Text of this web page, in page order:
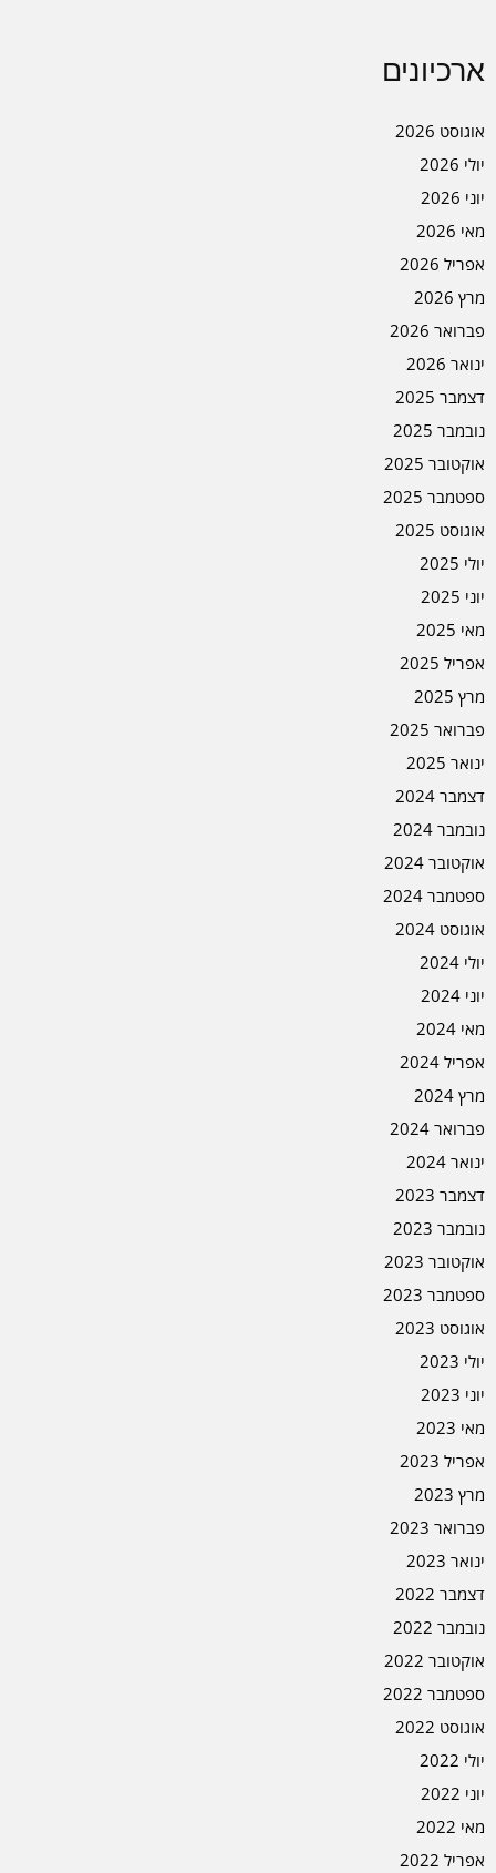
ארכיונים
אוגוסט 2026
יולי 2026
יוני 2026
מאי 2026
אפריל 2026
מרץ 2026
פברואר 2026
ינואר 2026
דצמבר 2025
נובמבר 2025
אוקטובר 2025
ספטמבר 2025
אוגוסט 2025
יולי 2025
יוני 2025
מאי 2025
אפריל 2025
מרץ 2025
פברואר 2025
ינואר 2025
דצמבר 2024
נובמבר 2024
אוקטובר 2024
ספטמבר 2024
אוגוסט 2024
יולי 2024
יוני 2024
מאי 2024
אפריל 2024
מרץ 2024
פברואר 2024
ינואר 2024
דצמבר 2023
נובמבר 2023
אוקטובר 2023
ספטמבר 2023
אוגוסט 2023
יולי 2023
יוני 2023
מאי 2023
אפריל 2023
מרץ 2023
פברואר 2023
ינואר 2023
דצמבר 2022
נובמבר 2022
אוקטובר 2022
ספטמבר 2022
אוגוסט 2022
יולי 2022
יוני 2022
מאי 2022
אפריל 2022